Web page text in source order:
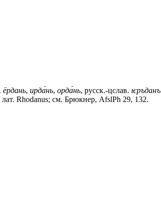
ёрдань, ирда́нь, орда́нь, русск.-цслав. ѥръданъ
Rhodanus; см. Брюкнер, AfslPh 29, 132.